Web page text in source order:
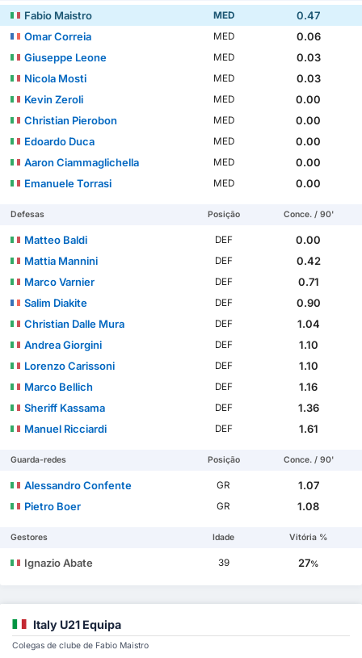
Fabio Maistro MED
0.47
Omar Correia
MED
0.06
Giuseppe Leone
MED
0.03
Nicola Mosti
MED
0.03
Kevin Zeroli
MED
0.00
Christian Pierobon
MED
0.00
Edoardo Duca
MED
0.00
Aaron Ciammaglichella
MED
0.00
Emanuele Torrasi
MED 0.00
Defesas Posição Conce. / 90'
Matteo Baldi DEF
0.00
Mattia Mannini
DEF
0.42
Marco Varnier
DEF
0.71
Salim Diakite
DEF
0.90
Christian Dalle Mura
DEF
1.04
Andrea Giorgini
DEF
1.10
Lorenzo Carissoni
DEF
1.10
Marco Bellich
DEF
1.16
Sheriff Kassama
DEF
1.36
Manuel Ricciardi
DEF 1.61
Guarda-redes Posição Conce. / 90'
Alessandro Confente GR
1.07
Pietro Boer
GR 1.08
Gestores Idade Vitória %
Ignazio Abate 39 27%
Italy U21 Equipa
Colegas de clube de Fabio Maistro